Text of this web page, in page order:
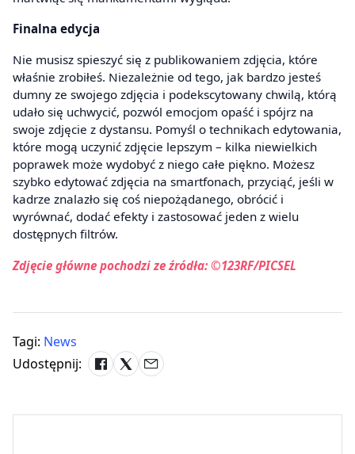
Finalna edycja
Nie musisz spieszyć się z publikowaniem zdjęcia, które
właśnie zrobiłeś. Niezależnie od tego, jak bardzo jesteś
dumny ze swojego zdjęcia i podekscytowany chwilą, którą
udało się uchwycić, pozwól emocjom opaść i spójrz na
swoje zdjęcie z dystansu. Pomyśl o technikach edytowania,
które mogą uczynić zdjęcie lepszym – kilka niewielkich
poprawek może wydobyć z niego całe piękno. Możesz
szybko edytować zdjęcia na smartfonach, przyciąć, jeśli w
kadrze znalazło się coś niepożądanego, obrócić i
wyrównać, dodać efekty i zastosować jeden z wielu
dostępnych filtrów.
Zdjęcie główne pochodzi ze źródła: ©123RF/PICSEL
Tagi: News
Udostępnij: